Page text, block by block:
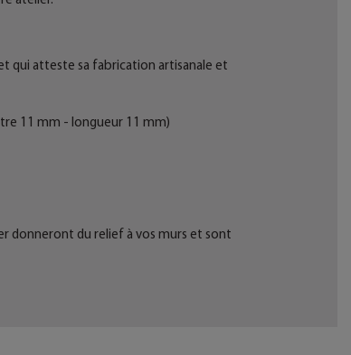
qui atteste sa fabrication artisanale et
11 mm - longueur 11 mm)
donneront du relief à vos murs et sont